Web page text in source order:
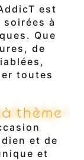
est
à
Que
de
toutes
thème
et de
et